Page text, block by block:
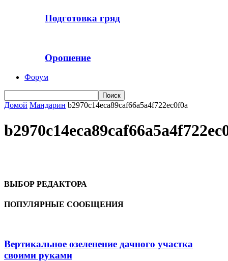
Подготовка гряд
Орошение
Форум
Домой Мандарин b2970c14eca89caf66a5a4f722ec0f0a
ВЫБОР РЕДАКТОРА
ПОПУЛЯРНЫЕ СООБЩЕНИЯ
Вертикальное озеленение дачного участка
своими руками